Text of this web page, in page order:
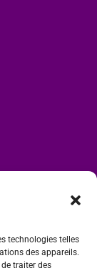
technologies telles
des appareils.
traiter des